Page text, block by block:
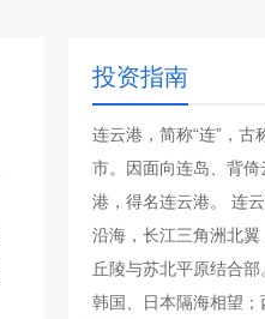
投资指南
连云港，简称“连”，古
市。因面向连岛、背
港，得名连云港。 连
沿海，长江三角洲北
丘陵与苏北平原结合部
韩国、日本隔海相望；